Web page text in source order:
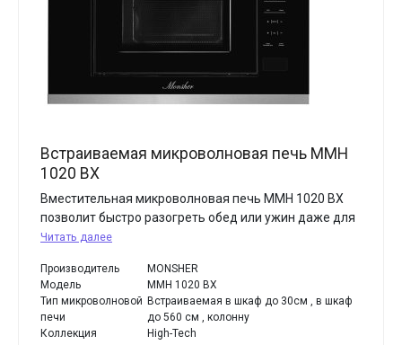
Встраиваемая микроволновая печь MMH
1020 BX
Вместительная микроволновая печь MMH 1020 BX
позволит быстро разогреть обед или ужин даже для
Читать далее
Производитель
MONSHER
Модель
MMH 1020 BX
Тип микроволновой
печи
Встраиваемая в шкаф до 30см , в шкаф
до 560 см , колонну
Коллекция
High-Tech